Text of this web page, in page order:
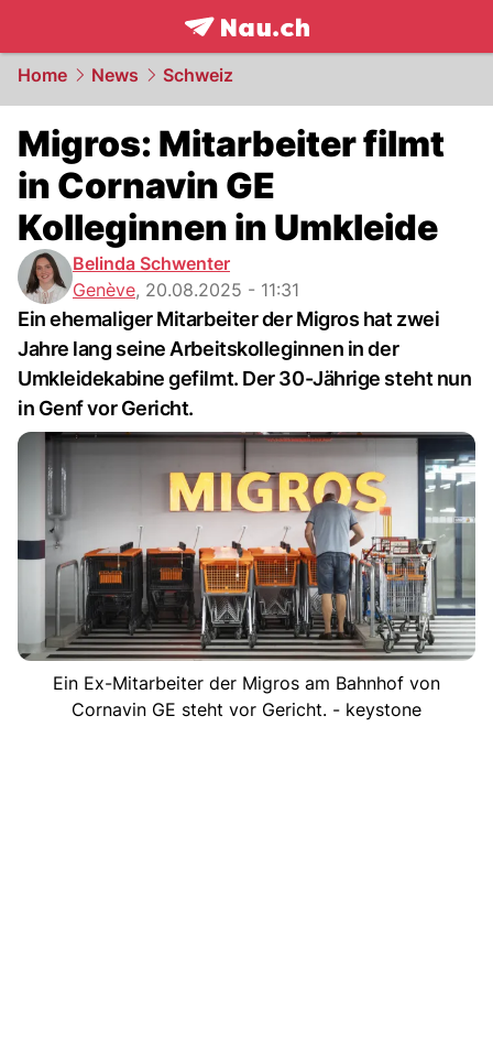
frontpage.NAU.ch
Home News Schweiz
Migros: Mitarbeiter filmt
in Cornavin GE
Kolleginnen in Umkleide
Belinda Schwenter
Genève, 20.08.2025 - 11:31
Ein ehemaliger Mitarbeiter der Migros hat zwei
Jahre lang seine Arbeitskolleginnen in der
Umkleidekabine gefilmt. Der 30-Jährige steht nun
in Genf vor Gericht.
Ein Ex-Mitarbeiter der Migros am Bahnhof von
Cornavin GE steht vor Gericht. - keystone